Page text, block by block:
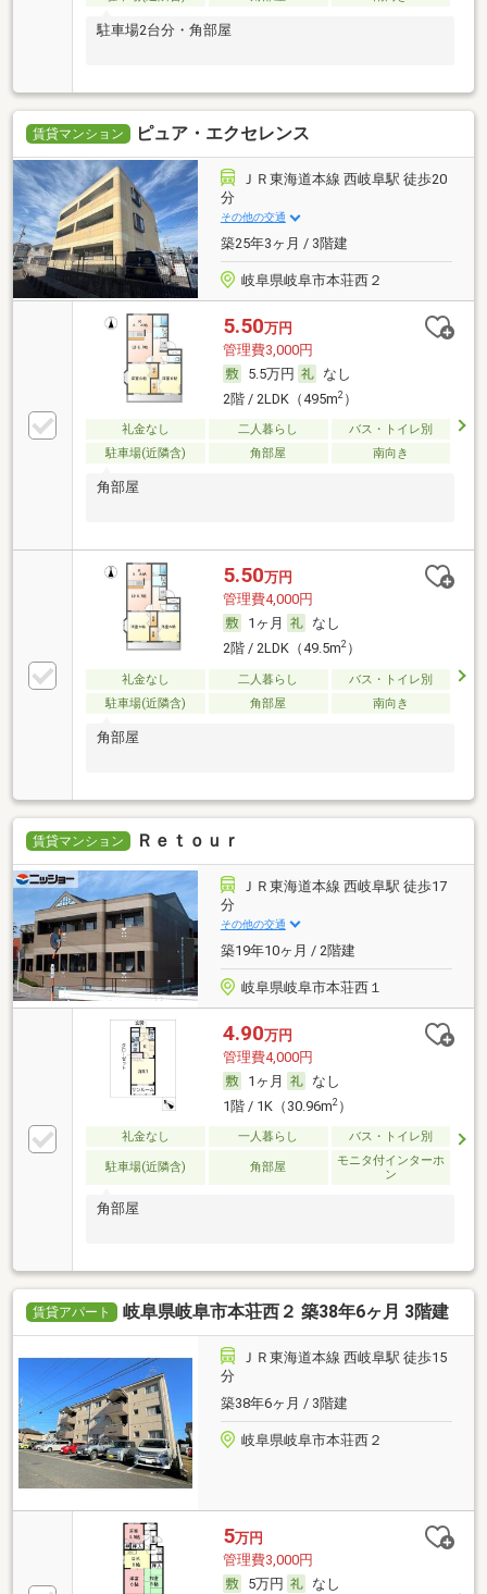
駐車場2台分・角部屋
賃貸マンション ピュア・エクセレンス
ＪＲ東海道本線 西岐阜駅 徒歩20
分
その他の交通
築25年3ヶ月 / 3階建
岐阜県岐阜市本荘西２
5.50万円
管理費3,000円
5.5万円
なし
2階 / 2LDK（495m2）
礼金なし 二人暮らし
バス・トイレ別
駐車場(近隣含)
角部屋 南向き
角部屋
5.50万円
管理費4,000円
1ヶ月
なし
2階 / 2LDK（49.5m2）
礼金なし 二人暮らし
バス・トイレ別
駐車場(近隣含)
角部屋 南向き
角部屋
賃貸マンション Ｒｅｔｏｕｒ
ＪＲ東海道本線 西岐阜駅 徒歩17
分
その他の交通
築19年10ヶ月 / 2階建
岐阜県岐阜市本荘西１
4.90万円
管理費4,000円
1ヶ月
なし
1階 / 1K（30.96m2）
礼金なし 一人暮らし バス・トイレ別
駐車場(近隣含) 角部屋
モニタ付インターホ
ン
角部屋
賃貸アパート 岐阜県岐阜市本荘西２ 築38年6ヶ月 3階建
ＪＲ東海道本線 西岐阜駅 徒歩15
分
築38年6ヶ月 / 3階建
岐阜県岐阜市本荘西２
5万円
管理費3,000円
5万円
なし